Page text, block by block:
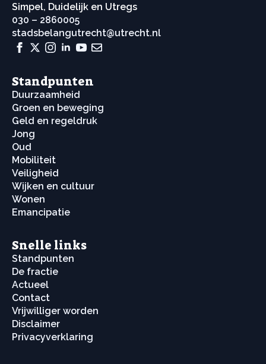
Simpel, Duidelijk en Utregs
030 – 2860005
stadsbelangutrecht@utrecht.nl
Standpunten
Duurzaamheid
Groen en beweging
Geld en regeldruk
Jong
Oud
Mobiliteit
Veiligheid
Wijken en cultuur
Wonen
Emancipatie
Snelle links
Standpunten
De fractie
Actueel
Contact
Vrijwilliger worden
Disclaimer
Privacyverklaring